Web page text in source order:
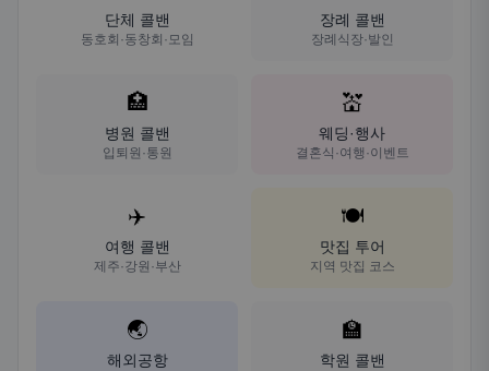
단체 콜밴
동호회·동창회·모임
장례 콜밴
장례식장·발인
🏥
병원 콜밴
입퇴원·통원
💒
웨딩·행사
결혼식·여행·이벤트
✈️
여행 콜밴
제주·강원·부산
🍽️
맛집 투어
지역 맛집 코스
🌏
해외공항
🏫
학원 콜밴